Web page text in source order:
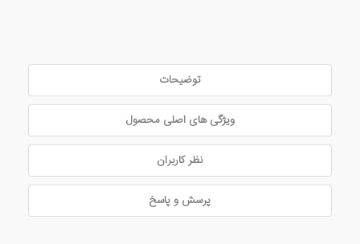
توضیحات
ویژگی های اصلی محصول
نظر کاربران
پرسش و پاسخ